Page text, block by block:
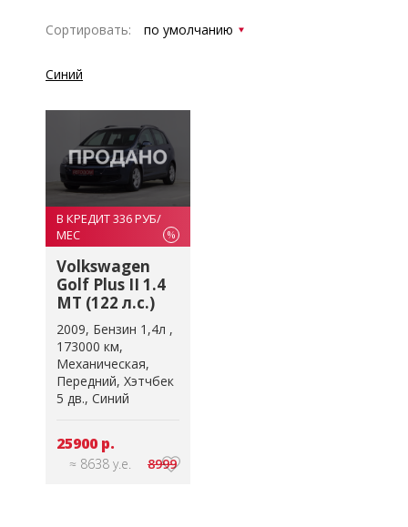
Сортировать:
Синий
В КРЕДИТ 336 РУБ/
МЕС
%
Volkswagen
Golf Plus II 1.4
MT (122 л.с.)
2009 Бензин 1,4л
173000 км
Механическая
Передний Хэтчбек
5 дв. Синий
25900 р.
≈ 8638 у.е. 8999